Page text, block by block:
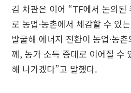
김 차관은 이어 “TF에서 논의된
로 농업·농촌에서 체감할 수 있
발굴해 에너지 전환이 농업·농
께, 농가 소득 증대로 이어질 수
해 나가겠다”고 말했다.